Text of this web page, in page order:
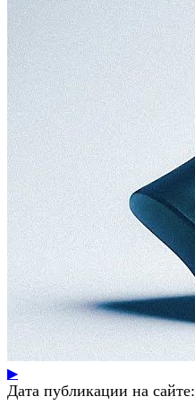
▶
Дата публикации на сайте: